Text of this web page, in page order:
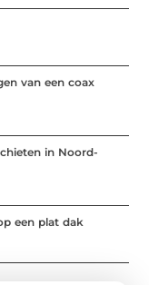
van een coax
in Noord-
een plat dak